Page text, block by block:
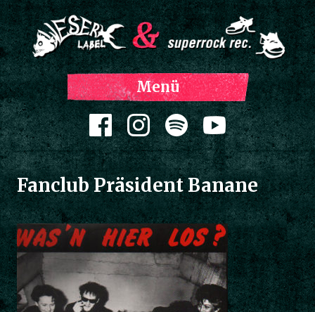
Menü
Zum Inhalt springen
Fanclub Präsident Banane